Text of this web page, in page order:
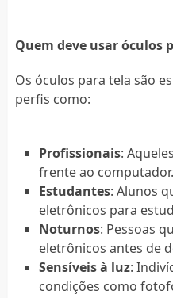
Quem deve usar óculos
Os óculos para tela são
perfis como:
Profissionais:
frente ao computador.
Estudantes: Alunos
eletrônicos para
Noturnos: Pessoas
eletrônicos antes de
Sensíveis à luz:
condições como